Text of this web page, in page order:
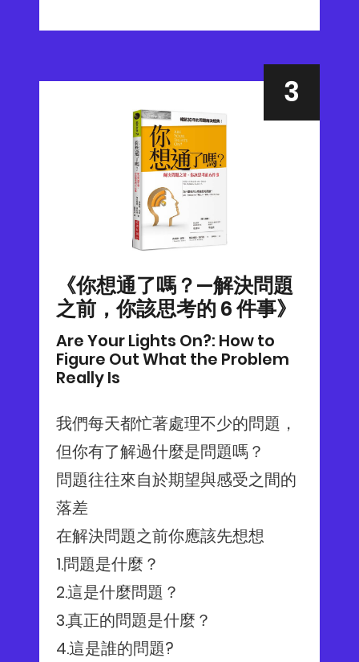
《你想通了嗎？—解決問題
之前，你該思考的 6 件事》
Are Your Lights On?: How to
Figure Out What the Problem
Really Is
我們每天都忙著處理不少的問題，
但你有了解過什麼是問題嗎？
問題往往來自於期望與感受之間的
落差
在解決問題之前你應該先想想
1.問題是什麼？
2.這是什麼問題？
3.真正的問題是什麼？
4.這是誰的問題?